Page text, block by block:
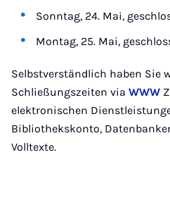
Sonntag, 24. Mai,
Montag, 25. Mai,
Selbstverständlich haben Sie
Schließungszeiten via WWW
elektronischen
Bibliothekskonto,
Volltexte.